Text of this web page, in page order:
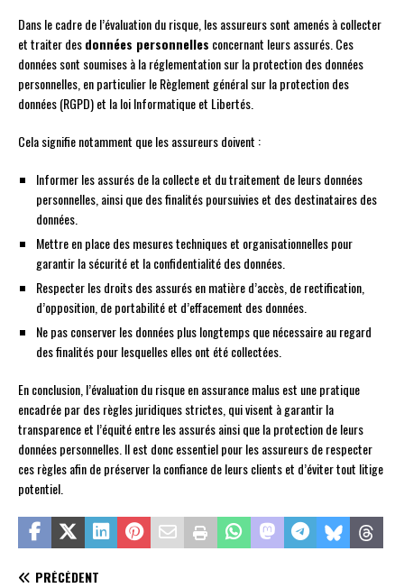
Dans le cadre de l’évaluation du risque, les assureurs sont amenés à collecter
et traiter desdonnées personnelles concernant leurs assurés. Ces
données sont soumises à la réglementation sur la protection des données
personnelles, en particulier le Règlement général sur la protection des
données (RGPD) et la loi Informatique et Libertés.
Cela signifie notamment que les assureurs doivent :
Informer les assurés de la collecte et du traitement de leurs données
personnelles, ainsi que des finalités poursuivies et des destinataires des
données.
Mettre en place des mesures techniques et organisationnelles pour
garantir la sécurité et la confidentialité des données.
Respecter les droits des assurés en matière d’accès, de rectification,
d’opposition, de portabilité et d’effacement des données.
Ne pas conserver les données plus longtemps que nécessaire au regard
des finalités pour lesquelles elles ont été collectées.
En conclusion, l’évaluation du risque en assurance malus est une pratique
encadrée par des règles juridiques strictes, qui visent à garantir la
transparence et l’équité entre les assurés ainsi que la protection de leurs
données personnelles. Il est donc essentiel pour les assureurs de respecter
ces règles afin de préserver la confiance de leurs clients et d’éviter tout litige
potentiel.
PRÉCÉDENT